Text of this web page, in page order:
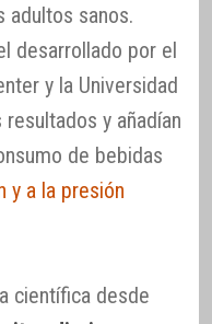
adultos sanos.
desarrollado por el
y la Universidad
y añadían
de bebidas
y a la presión
científica desde